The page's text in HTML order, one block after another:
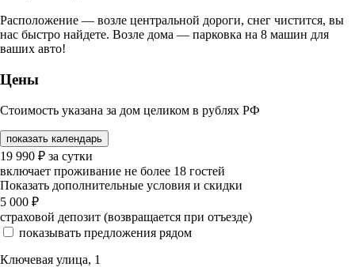
Расположение — возле центральной дороги, снег чистится, вы
нас быстро найдете. Возле дома — парковка на 8 машин для
ваших авто!
Цены
Стоимость указана за дом целиком в рублях РФ
показать календарь
19 990 ₽ за сутки
включает проживание не более 18 гостей
Показать дополнительные условия и скидки
5 000 ₽
страховой депозит (возвращается при отъезде)
показывать предложения рядом
Ключевая улица, 1